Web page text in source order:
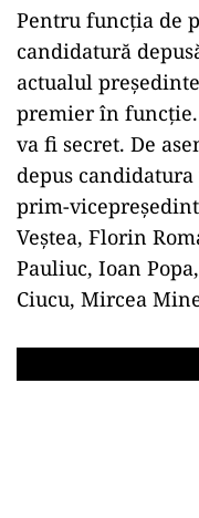
Pentru funcția de
candidatură
actualul
premier în funcție.
va fi secret. De
depus
prim-
Veștea, Florin
Pauliuc, Ioan
Ciucu, Mircea